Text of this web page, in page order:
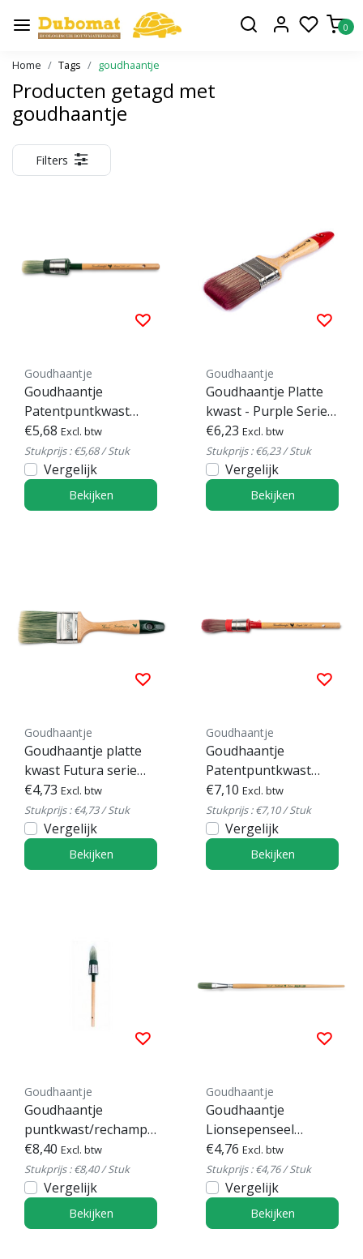
0
Home Tags goudhaantje
Producten getagd met
goudhaantje
Filters
Goudhaantje
Goudhaantje
Patentpuntkwast
Futura serie 280
€5,68 Excl. btw
Stukprijs : €5,68 / Stuk
Vergelijk
Bekijken
Goudhaantje
Goudhaantje Platte
kwast - Purple Serie
686
€6,23 Excl. btw
Stukprijs : €6,23 / Stuk
Vergelijk
Bekijken
Goudhaantje
Goudhaantje platte
kwast Futura serie
680
€4,73 Excl. btw
Stukprijs : €4,73 / Stuk
Vergelijk
Bekijken
Goudhaantje
Goudhaantje
Patentpuntkwast
Purple Serie 286
€7,10 Excl. btw
Stukprijs : €7,10 / Stuk
Vergelijk
Bekijken
Goudhaantje
Goudhaantje
puntkwast/rechampir
Futura Serie 288
€8,40 Excl. btw
Stukprijs : €8,40 / Stuk
Vergelijk
Bekijken
Goudhaantje
Goudhaantje
Lionsepenseel
gebogen kwast
Futura serie 780
€4,76 Excl. btw
Stukprijs : €4,76 / Stuk
Vergelijk
Bekijken